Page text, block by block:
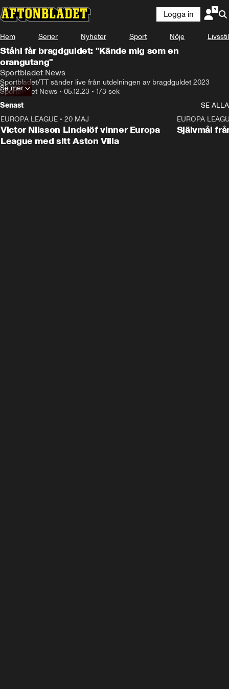
Logga in
Hem Serier Nyheter Sport Nöje Livsstil
Ståhl får bragdguldet: "Kände mig som en
orangutang"
Sportbladet News
Sportbladet/TT sänder live från utdelningen av bragdguldet 2023
Sportbladet News • 05.12.23 • 173 sek
Se mer
Senast
SE ALLA
EUROPA LEAGUE • 20 MAJ
Victor Nilsson Lindelöf vinner Europa
League med sitt Aston Villa
EUROPA
Självmål